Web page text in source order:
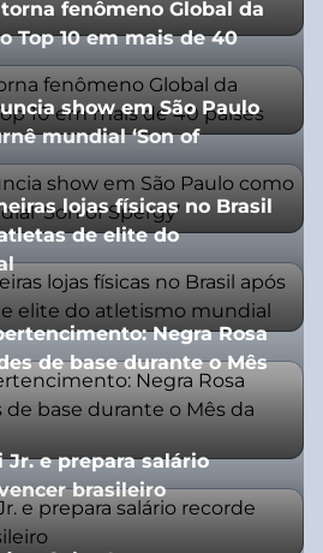
fenômeno Global da
Top 10 em mais de 40
show em São Paulo
mundial ‘Son of
lojas físicas no Brasil
de elite do
Negra Rosa
de base durante o Mês
e prepara salário
brasileiro